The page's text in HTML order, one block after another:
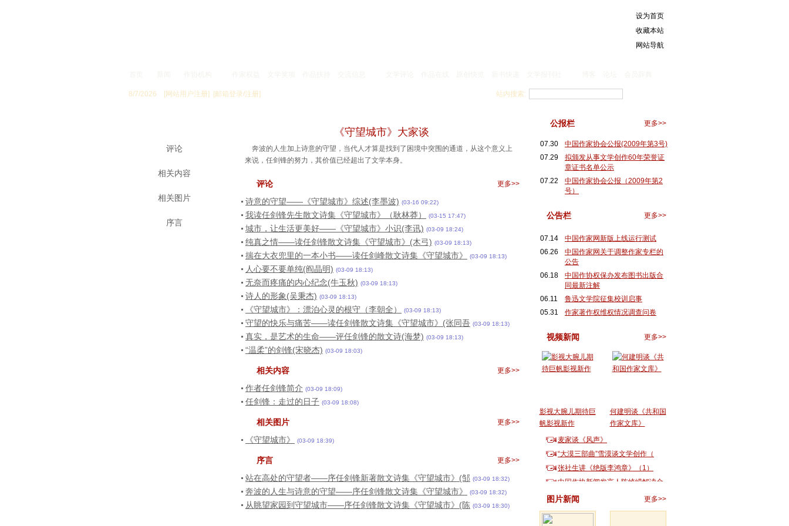
设为首页
收藏本站
网站导航
8/7/2026 [网站用户注册] [邮箱登录/注册] 站内搜索:
评论
相关内容
相关图片
序言
《守望城市》大家谈
奔波的人生加上诗意的守望，当代人才算是找到了困境中突围的通道，从这个意义上
来说，任剑锋的努力，其价值已经超出了文学本身。
评论 更多>>
诗意的守望——《守望城市》综述(李墨波) (03-16 09:22)
我读任剑锋先生散文诗集《守望城市》（耿林莽） (03-15 17:47)
城市，让生活更美好——《守望城市》小识(李讯) (03-09 18:24)
纯真之情——读任剑锋散文诗集《守望城市》(木弓) (03-09 18:13)
揣在大衣兜里的一本小书——读任剑峰散文诗集《守望城市》 (03-09 18:13)
人心要不要单纯(阎晶明) (03-09 18:13)
无奈而疼痛的内心纪念(牛玉秋) (03-09 18:13)
诗人的形象(吴秉杰) (03-09 18:13)
《守望城市》：漂泊心灵的根守（李朝全） (03-09 18:13)
守望的快乐与痛苦——读任剑锋散文诗集《守望城市》(张同吾 (03-09 18:13)
真实，是艺术的生命——评任剑锋的散文诗(海梦) (03-09 18:13)
“温柔”的剑锋(宋晓杰) (03-09 18:03)
相关内容 更多>>
作者任剑锋简介 (03-09 18:09)
任剑锋：走过的日子 (03-09 18:08)
相关图片 更多>>
《守望城市》 (03-09 18:39)
序言 更多>>
站在高处的守望者——序任剑锋新著散文诗集《守望城市》(邹 (03-09 18:32)
奔波的人生与诗意的守望——序任剑锋散文诗集《守望城市》 (03-09 18:32)
从眺望家园到守望城市——序任剑锋散文诗集《守望城市》(陈 (03-09 18:30)
公报栏 更多>>
07.30
中国作家协会公报(2009年第3号)
07.29
拟颁发从事文学创作60年荣誉证
章证书名单公示
07.22
中国作家协会公报（2009年第2
号）
公告栏 更多>>
07.14
中国作家网新版上线运行测试
06.26
中国作家网关于调整作家专栏的
公告
06.18
中国作协权保办发布图书出版合
同最新注解
06.11
鲁迅文学院征集校训启事
05.31
作家著作权维权情况调查问卷
视频新闻 更多>>
影视大腕儿期待巨
帆影视新作
何建明谈《共和国
作家文库》
麦家谈《风声》
“大漠三部曲”雪漠谈文学创作（
张社生讲《绝版李鸿章》（1）
中国作协新闻发言人陈崎嵘解读金
图片新闻 更多>>